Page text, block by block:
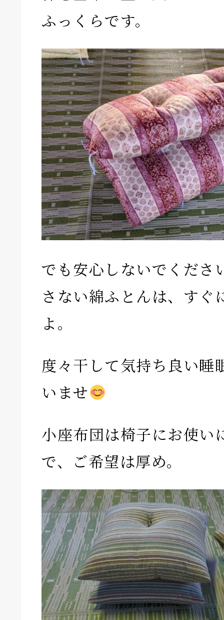
ふっくらです。
でも安心しないでくださ
さない綿ふとんは、すぐ
よ。
度々干して気持ち良い睡
いませ
小座布団は椅子にお使い
で、ご希望は厚め。